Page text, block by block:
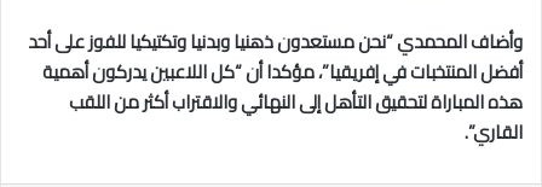
وأضاف المحمدي “نحن مستعدون ذهنيا وبدنيا وتكتيكيا للفوز على أحد
أفضل المنتخبات في إفريقيا”، مؤكدا أن “كل اللاعبين يدركون أهمية
هذه المباراة لتحقيق التأهل إلى النهائي والاقتراب أكثر من اللقب
القاري”.